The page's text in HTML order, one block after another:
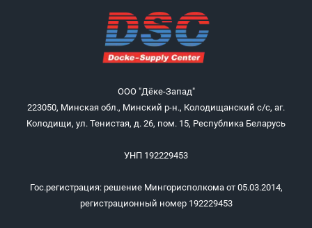
ООО "Дёке-Запад"
223050, Минская обл., Минский р-н., Колодищанский с/с, аг.
Колодищи, ул. Тенистая, д. 26, пом. 15, Республика Беларусь
УНП 192229453
Гос.регистрация: решение Мингорисполкома от 05.03.2014,
регистрационный номер 192229453